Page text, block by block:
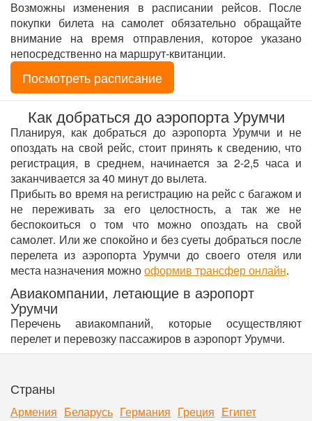
Возможны изменения в расписании рейсов. После
покупки билета на самолет обязательно обращайте
внимание на время отправления, которое указано
непосредственно на маршрут-квитанции.
Посмотреть расписание
Как добраться до аэропорта Урумчи
Планируя, как добраться до аэропорта Урумчи и не
опоздать на свой рейс, стоит принять к сведению, что
регистрация, в среднем, начинается за 2-2,5 часа и
заканчивается за 40 минут до вылета.
Прибыть во время на регистрацию на рейс с багажом и
не переживать за его целостность, а так же не
беспокоиться о том что можно опоздать на свой
самолет. Или же спокойно и без суеты добраться после
перелета из аэропорта Урумчи до своего отеля или
места назначения можнооформив трансфер онлайн.
Авиакомпании, летающие в аэропорт
Урумчи
Перечень авиакомпаний, которые осуществляют
перелет и перевозку пассажиров в аэропорт Урумчи.
Страны
Армения Беларусь Германия Греция Египет